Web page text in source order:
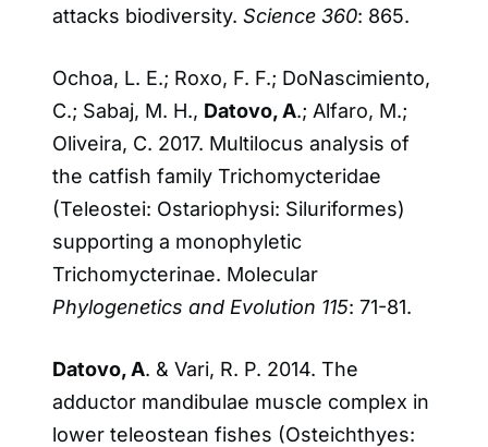
attacks biodiversity. Science 360: 865.
Ochoa, L. E.; Roxo, F. F.; DoNascimiento,
C.; Sabaj, M. H., Datovo, A.; Alfaro, M.;
Oliveira, C. 2017. Multilocus analysis of
the catfish family Trichomycteridae
(Teleostei: Ostariophysi: Siluriformes)
supporting a monophyletic
Trichomycterinae. Molecular
Phylogenetics and Evolution 115: 71-81.
Datovo, A. & Vari, R. P. 2014. The
adductor mandibulae muscle complex in
lower teleostean fishes (Osteichthyes: